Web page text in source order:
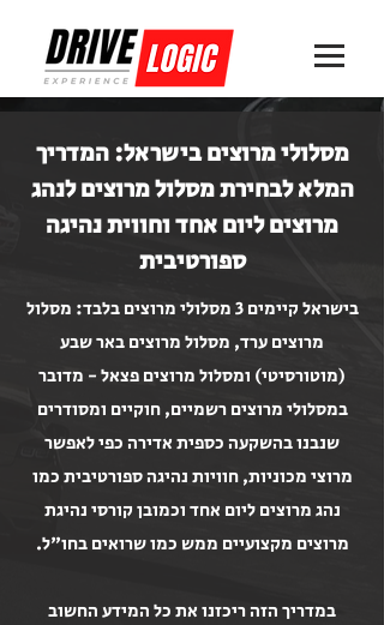
מסלולי מרוצים בישראל: המדריך
המלא לבחירת מסלול מרוצים לנהג
מרוצים ליום אחד וחווית נהיגה
ספורטיבית
בישראל קיימים 3 מסלולי מרוצים בלבד: מסלול
מרוצים ערד, מסלול מרוצים באר שבע
(מוטורסיטי) ומסלול מרוצים פצאל - מדובר
במסלולי מרוצים רשמיים, חוקיים ומסודרים
שנבנו בהשקעה כספית אדירה כפי לאפשר
מרוצי מכוניות, חוויות נהיגה ספורטיבית כמו
נהג מרוצים ליום אחד וכמובן קורסי נהיגת
מרוצים מקצועיים ממש כמו שרואים בחו"ל.
במדריך הזה ריכזנו את כל המידע החשוב